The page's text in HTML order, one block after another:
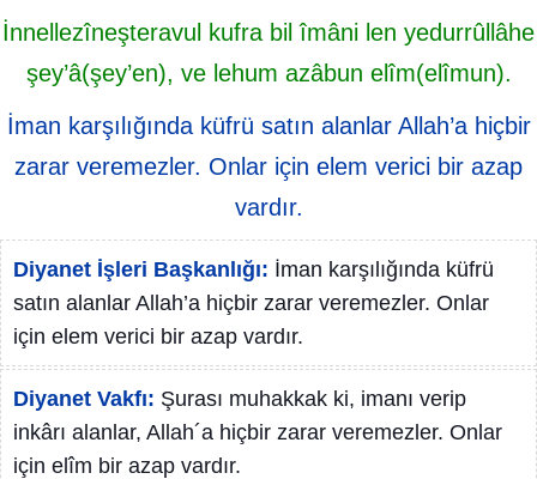
İnnellezîneşteravul kufra bil îmâni len yedurrûllâhe
şey’â(şey’en), ve lehum azâbun elîm(elîmun).
İman karşılığında küfrü satın alanlar Allah’a hiçbir
zarar veremezler. Onlar için elem verici bir azap
vardır.
Diyanet İşleri Başkanlığı: İman karşılığında küfrü
satın alanlar Allah’a hiçbir zarar veremezler. Onlar
için elem verici bir azap vardır.
Diyanet Vakfı: Şurası muhakkak ki, imanı verip
inkârı alanlar, Allah´a hiçbir zarar veremezler. Onlar
için elîm bir azap vardır.